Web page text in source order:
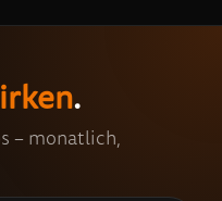
.
– monatlich,